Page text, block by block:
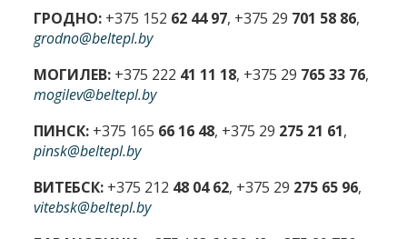
ГРОДНО: +375 152 62 44 97, +375 29 701 58 86,
grodno@beltepl.by
МОГИЛЕВ: +375 222 41 11 18, +375 29 765 33 76,
mogilev@beltepl.by
ПИНСК: +375 165 66 16 48, +375 29 275 21 61,
pinsk@beltepl.by
ВИТЕБСК: +375 212 48 04 62, +375 29 275 65 96,
vitebsk@beltepl.by